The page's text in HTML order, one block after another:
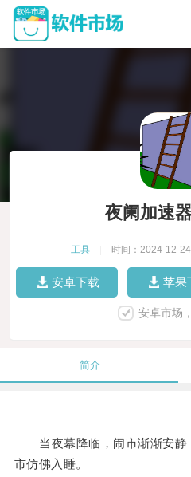
夜阑加速
工具 时间：2024-12-24
安卓下载 苹果
安卓市场
简介
当夜幕降临，闹市渐渐安静
市仿佛入睡。